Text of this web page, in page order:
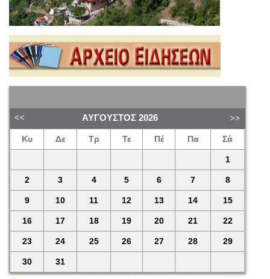
ΑΎΓΟΥΣΤΟΣ 2026
Κυ Δε Τρ Τε Πέ Πα Σά
1
2 3 4 5 6 7 8
9 10 11 12 13 14 15
16 17 18 19 20 21 22
23 24 25 26 27 28 29
30 31